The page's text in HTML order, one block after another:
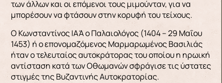
των άλλων και οι επόμενοι τους μιμούνταν, για να
μπορέσουν να φτάσουν στην κορυφή του τείχους.
Ο Κωνσταντίνος ΙΑΆ ο Παλαιολόγος (1404 – 29 Μαΐου
1453) ή ο επονομαζόμενος Μαρμαρωμένος Βασιλιάς
ήταν ο τελευταίος αυτοκράτορας του οποίου η ηρωική
αντίσταση κατά των Οθωμανών σφράγισε τις ύστατες
στιγμές της Βυζαντινής Αυτοκρατορίας.